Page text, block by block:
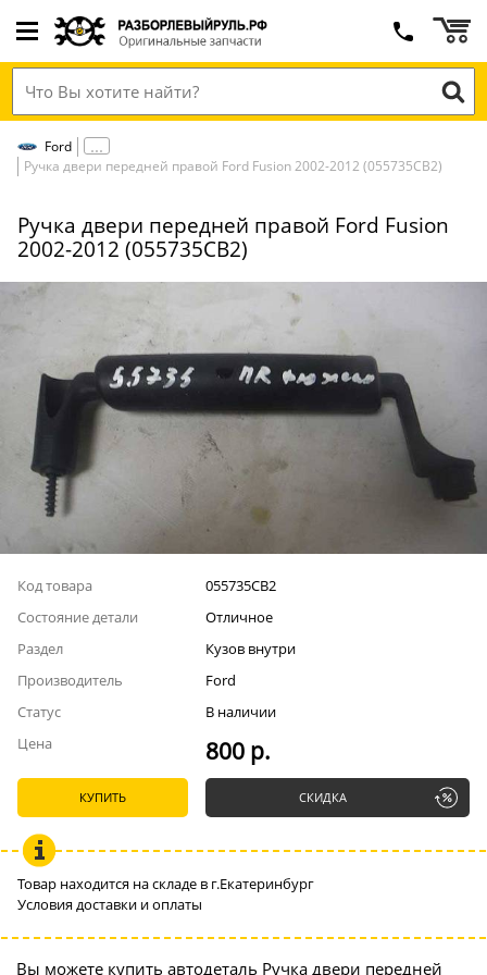
Ford
Ручка двери передней правой Ford Fusion 2002-2012 (055735СВ2)
Ручка двери передней правой Ford Fusion
2002-2012 (055735СВ2)
Код товара
055735СВ2
Состояние детали
Отличное
Раздел
Кузов внутри
Производитель
Ford
Статус
В наличии
Цена
800 р.
КУПИТЬ СКИДКА
Товар находится на складе в г.Екатеринбург
Условия доставки и оплаты
Вы можете купить автодеталь Ручка двери передней